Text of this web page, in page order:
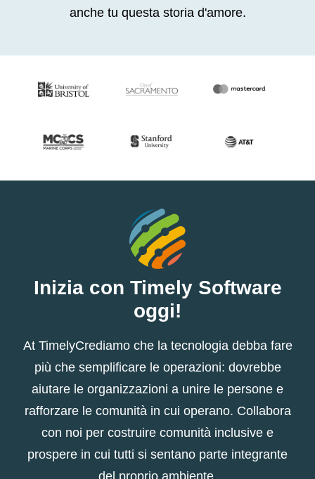
anche tu questa storia d'amore.
Inizia con Timely Software
oggi!
At TimelyCrediamo che la tecnologia debba fare
più che semplificare le operazioni: dovrebbe
aiutare le organizzazioni a unire le persone e
rafforzare le comunità in cui operano. Collabora
con noi per costruire comunità inclusive e
prospere in cui tutti si sentano parte integrante